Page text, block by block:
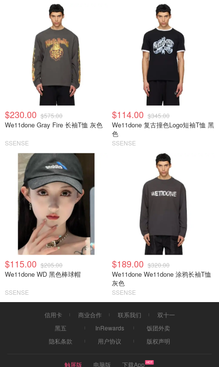
$230.00 $575.00
We11done Gray Fire 长袖T恤 灰色
SSENSE
$114.00 $345.00
We11done 复古撞色Logo短袖T恤 黑
色
SSENSE
$115.00 $205.00
We11done WD 黑色棒球帽
SSENSE
$189.00 $320.00
We11done We11done 涂鸦长袖T恤
灰色
SSENSE
信用卡 商业合作 联系我们
双十一
黑五
InRewards
饭团外卖
隐私条款
用户协议 版权声明
触屏版 电脑版 下载App